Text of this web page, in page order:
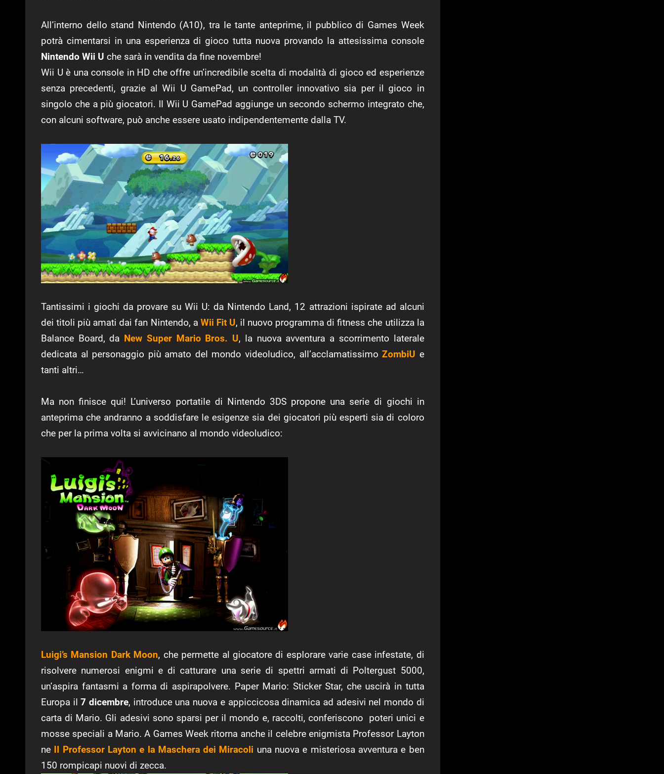
All’interno dello stand Nintendo (A10), tra le tante anteprime, il pubblico di Games Week
potrà cimentarsi in una esperienza di gioco tutta nuova provando la attesissima console
Nintendo Wii U che sarà in vendita da fine novembre!
Wii U è una console in HD che offre un’incredibile scelta di modalità di gioco ed esperienze
senza precedenti, grazie al Wii U GamePad, un controller innovativo sia per il gioco in
singolo che a più giocatori. Il Wii U GamePad aggiunge un secondo schermo integrato che,
con alcuni software, può anche essere usato indipendentemente dalla TV.
Tantissimi i giochi da provare su Wii U: da Nintendo Land, 12 attrazioni ispirate ad alcuni
dei titoli più amati dai fan Nintendo, a Wii Fit U, il nuovo programma di fitness che utilizza la
Balance Board, da New Super Mario Bros. U, la nuova avventura a scorrimento laterale
dedicata al personaggio più amato del mondo videoludico, all’acclamatissimo ZombiU e
tanti altri…
Ma non finisce qui! L’universo portatile di Nintendo 3DS propone una serie di giochi in
anteprima che andranno a soddisfare le esigenze sia dei giocatori più esperti sia di coloro
che per la prima volta si avvicinano al mondo videoludico:
Luigi’s Mansion Dark Moon, che permette al giocatore di esplorare varie case infestate, di
risolvere numerosi enigmi e di catturare una serie di spettri armati di Poltergust 5000,
un’aspira fantasmi a forma di aspirapolvere. Paper Mario: Sticker Star, che uscirà in tutta
Europa il7 dicembre, introduce una nuova e appiccicosa dinamica ad adesivi nel mondo di
carta di Mario. Gli adesivi sono sparsi per il mondo e, raccolti, conferiscono poteri unici e
mosse speciali a Mario. A Games Week ritorna anche il celebre enigmista Professor Layton
ne Il Professor Layton e la Maschera dei Miracoli una nuova e misteriosa avventura e ben
150 rompicapi nuovi di zecca.